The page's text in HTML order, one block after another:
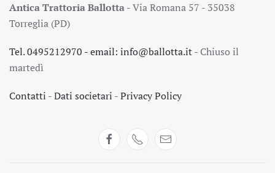
Antica Trattoria Ballotta- Via Romana 57 - 35038
Torreglia (PD)
Tel. 0495212970 - email: info@ballotta.it- Chiuso il
martedì
Contatti -Dati societari -Privacy Policy